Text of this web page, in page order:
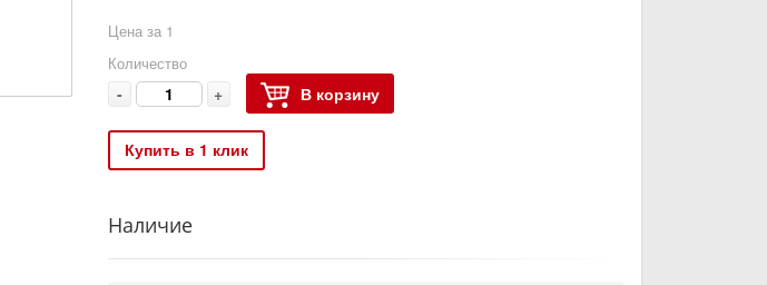
Цена за 1
Количество
- + В корзину
Купить в 1 клик
Наличие